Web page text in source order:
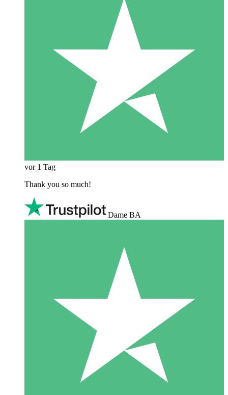
vor 1 Tag
Thank you so much!
Dame BA